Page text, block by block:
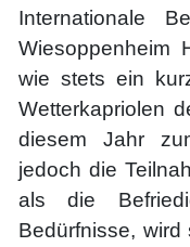
Internationale
Wiesoppenheim
wie stets ein
Wetterkapriolen
diesem Jahr
jedoch die
als die
Bedürfnisse,